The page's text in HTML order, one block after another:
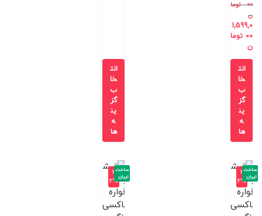
00
توما
ن
1,599,0
00 توما
ن
انت
خا
ب
گز
ین
ه
ها
انت
خا
ب
گز
ین
ه
ها
-3
2%
ساخت
ایران
-3
2%
ساخت
ایران